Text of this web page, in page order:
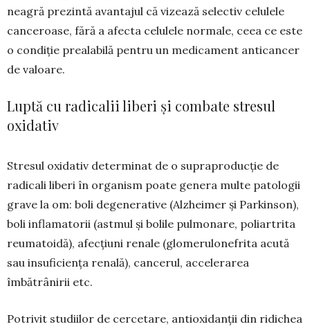
neagră prezintă avantajul că vizează selectiv celulele
canceroase, fără a afecta celulele normale, ceea ce este
o condiție prealabilă pentru un medicament anticancer
de va­loare.
Luptă cu radicalii liberi și combate stresul
oxidativ
Stresul oxidativ determinat de o suprapro­duc­ție de
radicali liberi în organism poate genera mul­te patologii
grave la om: boli degenerative (Alz­hei­mer și Parkinson),
boli inflamatorii (ast­mul și bo­lile pulmonare, poliartrita
reumatoidă), afec­țiuni renale (glo­merulonefrita acută
sau insu­fici­ența re­na­lă), cancerul, accelerarea
îmbătrânirii etc.
Potrivit studiilor de cercetare, antioxi­danții din ridichea